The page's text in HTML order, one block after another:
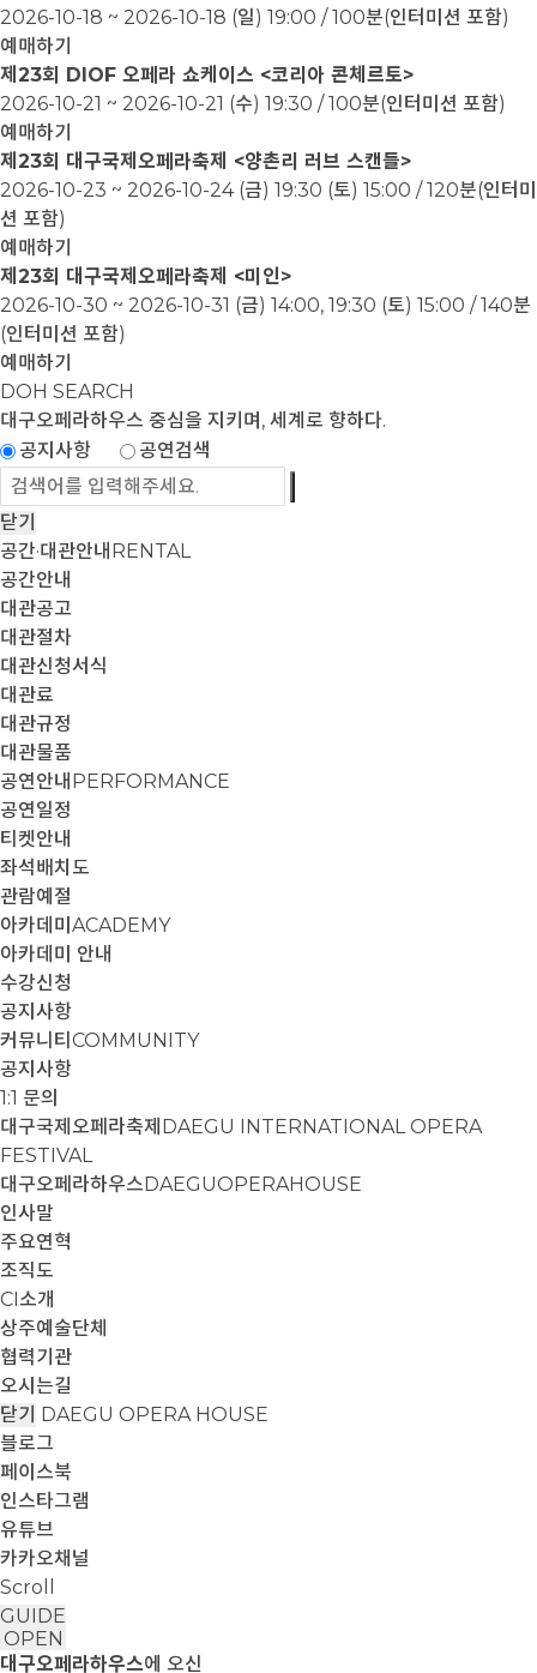
2026-10-18 ~ 2026-10-18 (일) 19:00 / 100분(인터미션 포함)
예매하기
제23회 DIOF 오페라 쇼케이스 <코리아 콘체르토>
2026-10-21 ~ 2026-10-21 (수) 19:30 / 100분(인터미션 포함)
예매하기
제23회 대구국제오페라축제 <양촌리 러브 스캔들>
2026-10-23 ~ 2026-10-24 (금) 19:30 (토) 15:00 / 120분(인터미
션 포함)
예매하기
제23회 대구국제오페라축제 <미인>
2026-10-30 ~ 2026-10-31 (금) 14:00, 19:30 (토) 15:00 / 140분
(인터미션 포함)
예매하기
DOH SEARCH
대구오페라하우스 중심을 지키며, 세계로 향하다.
공지사항
공연검색
닫기
공간·대관안내 RENTAL
공간안내
대관공고
대관절차
대관신청서식
대관료
대관규정
대관물품
공연안내 PERFORMANCE
공연일정
티켓안내
좌석배치도
관람예절
아카데미 ACADEMY
아카데미 안내
수강신청
공지사항
커뮤니티 COMMUNITY
공지사항
1:1 문의
대구국제오페라축제 DAEGU INTERNATIONAL OPERA
FESTIVAL
대구오페라하우스DAEGUOPERAHOUSE
인사말
주요연혁
조직도
CI소개
상주예술단체
협력기관
오시는길
닫기 DAEGU OPERA HOUSE
블로그
페이스북
인스타그램
유튜브
카카오채널
Scroll
GUIDE
OPEN
대구오페라하우스에 오신